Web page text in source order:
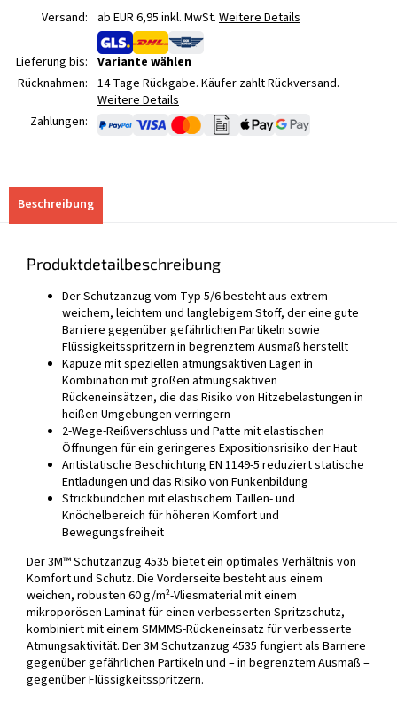
Versand: ab EUR 6,95 inkl. MwSt. Weitere Details
Lieferung bis: Variante wählen
Rücknahmen: 14 Tage Rückgabe. Käufer zahlt Rückversand.
Weitere Details
Zahlungen:
Beschreibung
Produktdetailbeschreibung
Der Schutzanzug vom Typ 5/6 besteht aus extrem
weichem, leichtem und langlebigem Stoff, der eine gute
Barriere gegenüber gefährlichen Partikeln sowie
Flüssigkeitsspritzern in begrenztem Ausmaß herstellt
Kapuze mit speziellen atmungsaktiven Lagen in
Kombination mit großen atmungsaktiven
Rückeneinsätzen, die das Risiko von Hitzebelastungen in
heißen Umgebungen verringern
2-Wege-Reißverschluss und Patte mit elastischen
Öffnungen für ein geringeres Expositionsrisiko der Haut
Antistatische Beschichtung EN 1149-5 reduziert statische
Entladungen und das Risiko von Funkenbildung
Strickbündchen mit elastischem Taillen- und
Knöchelbereich für höheren Komfort und
Bewegungsfreiheit
Der 3M™ Schutzanzug 4535 bietet ein optimales Verhältnis von
Komfort und Schutz. Die Vorderseite besteht aus einem
weichen, robusten 60 g/m²-Vliesmaterial mit einem
mikroporösen Laminat für einen verbesserten Spritzschutz,
kombiniert mit einem SMMMS-Rückeneinsatz für verbesserte
Atmungsaktivität. Der 3M Schutzanzug 4535 fungiert als Barriere
gegenüber gefährlichen Partikeln und – in begrenztem Ausmaß –
gegenüber Flüssigkeitsspritzern.